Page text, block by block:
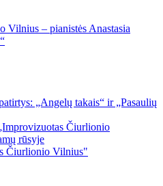
Vilnius – pianistės Anastasia
„Angelų takais“ ir „Pasaulių
Čiurlionio
rūsyje
Čiurlionio Vilnius"